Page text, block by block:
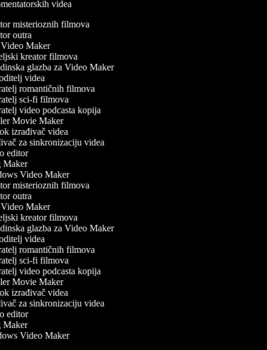
videa
misterioznih filmova
outra
Maker
kreator filmova
glazba za Video Maker
videa
romantičnih filmova
sci-fi filmova
video podcasta kopija
Movie Maker
izrađivač videa
za sinkronizaciju videa
editor
Video Maker
misterioznih filmova
outra
Maker
kreator filmova
glazba za Video Maker
videa
romantičnih filmova
sci-fi filmova
video podcasta kopija
Movie Maker
izrađivač videa
za sinkronizaciju videa
editor
Video Maker